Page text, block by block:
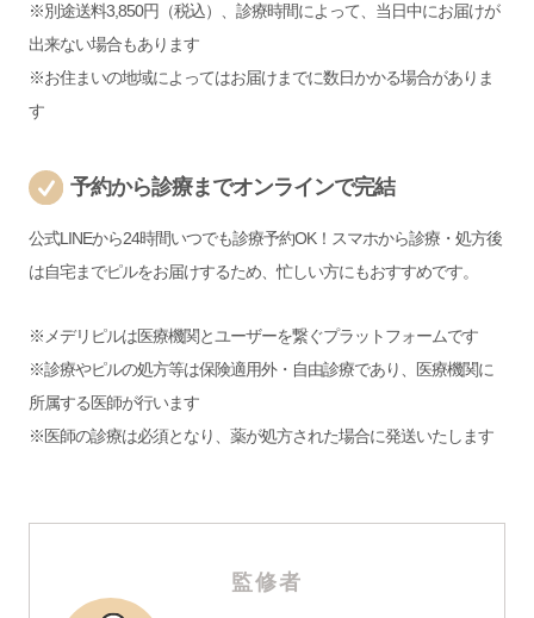
※別途送料3,850円（税込）、診療時間によって、当日中にお届けが
出来ない場合もあります
※お住まいの地域によってはお届けまでに数日かかる場合がありま
す
予約から診療までオンラインで完結
公式LINEから24時間いつでも診療予約OK！スマホから診療・処方後
は自宅までピルをお届けするため、忙しい方にもおすすめです。
※メデリピルは医療機関とユーザーを繋ぐプラットフォームです
※診療やピルの処方等は保険適用外・自由診療であり、医療機関に
所属する医師が行います
※医師の診療は必須となり、薬が処方された場合に発送いたします
監修者